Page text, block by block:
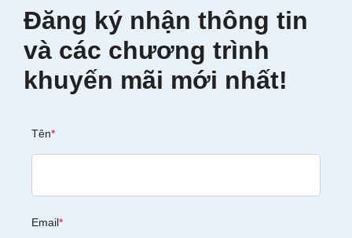
Đăng ký nhận thông tin
và các chương trình
khuyến mãi mới nhất!
Tên*
Email*